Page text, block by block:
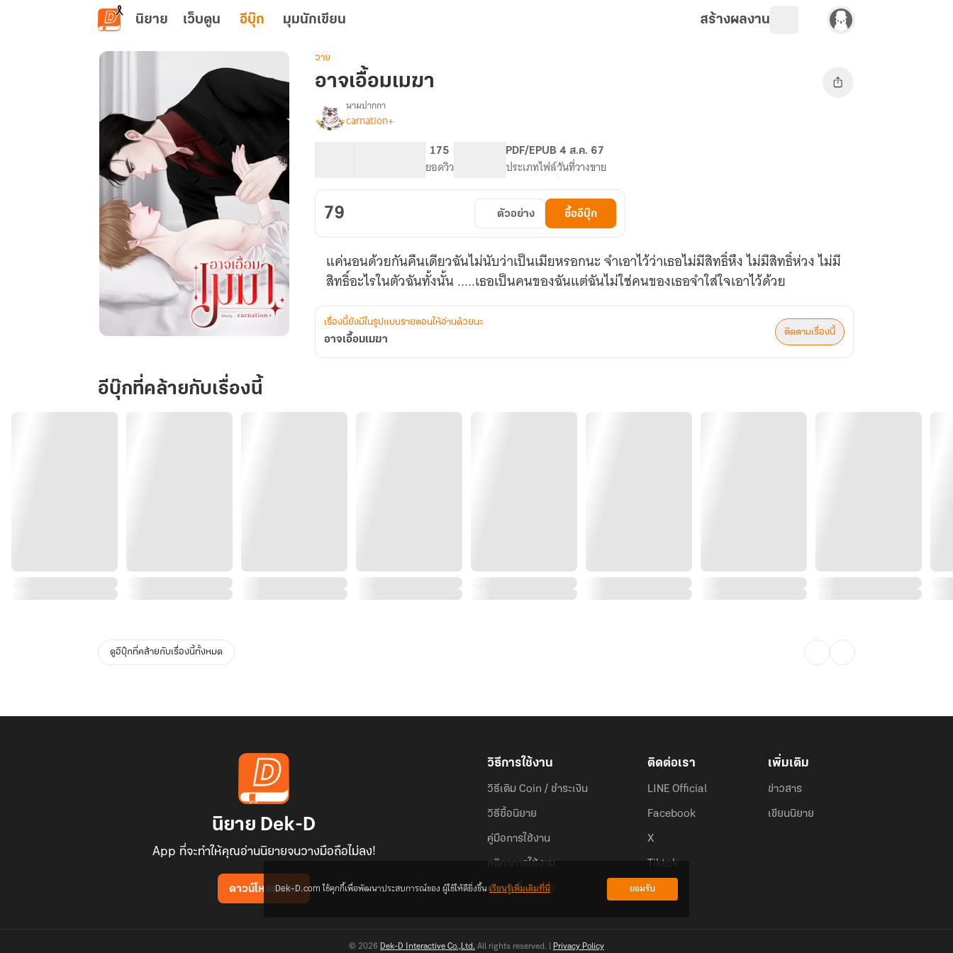
ข้ามไปยังเนื้อหาหลัก
นิยาย เว็บตูน อีบุ๊ก มุมนักเขียน สร้างผลงาน
เมฆา
วาย
อาจเอื้อมเมฆา
เรื่อง
อาจ
นามปากกา
carnation+
175
ยอดวิว
PDF/EPUB
ประเภทไฟล์
4 ส.ค. 67
วันที่วางขาย
79 ตัวอย่าง ซื้ออีบุ๊ก
แค่นอนด้วยกันคืนเดียวฉันไม่นับว่าเป็นเมียหรอกนะ จำเอาไว้ว่าเธอไม่มีสิทธิ์หึง ไม่มีสิทธิ์ห่วง ไม่มี
สิทธิ์อะไรในตัวฉันทั้งนั้น .....เธอเป็นคนของฉันแต่ฉันไม่ใช่คนของเธอจำใส่ใจเอาไว้ด้วย
เรื่องนี้ยังมีในรูปแบบรายตอนให้อ่านด้วยนะ
อาจเอื้อมเมฆา
ติดตามเรื่องนี้
อีบุ๊กที่คล้ายกับเรื่องนี้
ดูอีบุ๊กที่คล้ายกับเรื่องนี้ทั้งหมด
นิยาย Dek-D
App ที่จะทำให้คุณอ่านนิยายจนวางมือถือไม่ลง!
ดาวน์โหลดแอป
วิธีการใช้งาน
วิธีเติม Coin / ชำระเงิน
วิธีซื้อนิยาย
คู่มือการใช้งาน
กติกาการใช้งาน
คำถามที่พบบ่อย
ติดต่อเรา
LINE Official
Facebook
X
Tiktok
เพิ่มเติม
ข่าวสาร
เขียนนิยาย
© 2026 Dek-D Interactive Co.,Ltd. All rights reserved. | Privacy Policy
Dek-D.com ใช้คุกกี้เพื่อพัฒนาประสบการณ์ของ ผู้ใช้ให้ดียิ่งขึ้นเรียนรู้เพิ่มเติมที่นี่ ยอมรับ